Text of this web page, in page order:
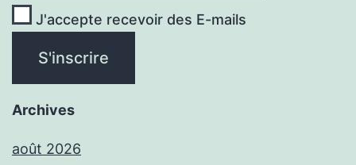
J'accepte recevoir des E-mails
Archives
août 2026